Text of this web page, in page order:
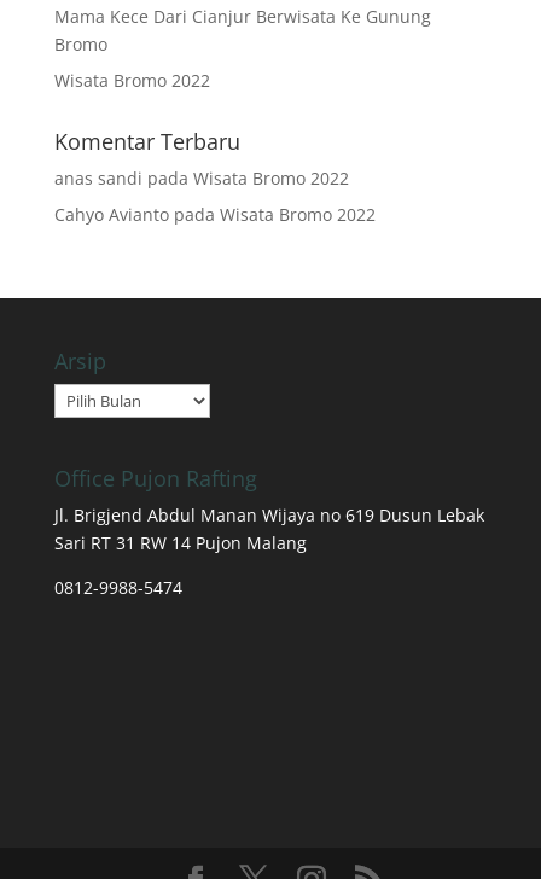
Mama Kece Dari Cianjur Berwisata Ke Gunung
Bromo
Wisata Bromo 2022
Komentar Terbaru
anas sandi pada Wisata Bromo 2022
Cahyo Aviantopada Wisata Bromo 2022
Arsip
Arsip
Office Pujon Rafting
Jl. Brigjend Abdul Manan Wijaya no 619 Dusun Lebak
Sari RT 31 RW 14 Pujon Malang
0812-9988-5474